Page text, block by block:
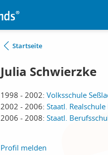
Startseite
Julia Schwierzke
1998 - 2002: Volksschule
2002 - 2006: Staatl.
2006 - 2008: Staatl.
Profil melden